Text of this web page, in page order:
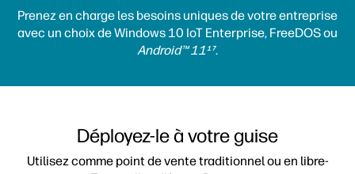
Prenez en charge les besoins uniques de votre entreprise
avec un choix de Windows 10 IoT Enterprise, FreeDOS ou
Android™ 11 17.
Déployez-le à votre guise
Utilisez comme point de vente traditionnel ou en libre-